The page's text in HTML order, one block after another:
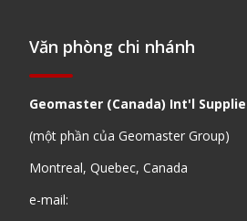
Văn phòng chi nhánh
Geomaster (Canada) Int'l
(một phần của Geomaster Group)
Montreal, Quebec, Canada
e-mail: